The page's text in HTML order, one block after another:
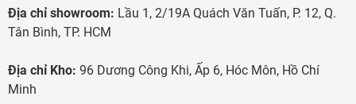
Địa chỉ showroom: Lầu 1, 2/19A Quách Văn Tuấn, P. 12, Q.
Tân Bình, TP. HCM
Địa chỉ Kho: 96 Dương Công Khi, Ấp 6, Hóc Môn, Hồ Chí
Minh